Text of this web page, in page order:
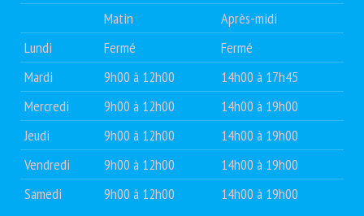
Matin
Après-midi
Lundi
Fermé
Fermé
Mardi
9h00 à 12h00
14h00 à 17h45
Mercredi
9h00 à 12h00
14h00 à 19h00
Jeudi
9h00 à 12h00
14h00 à 19h00
Vendredi
9h00 à 12h00
14h00 à 19h00
Samedi
9h00 à 12h00 14h00 à 19h00